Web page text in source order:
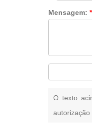
Mensagem:*
O texto